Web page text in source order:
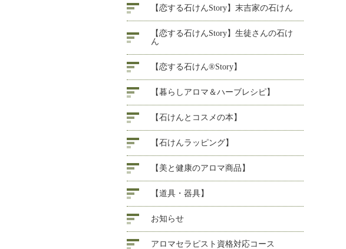
【恋する石けんStory】末吉家の石けん
【恋する石けんStory】生徒さんの石け
ん
【恋する石けん®Story】
【暮らしアロマ＆ハーブレシピ】
【石けんとコスメの本】
【石けんラッピング】
【美と健康のアロマ商品】
【道具・器具】
お知らせ
アロマセラピスト資格対応コース